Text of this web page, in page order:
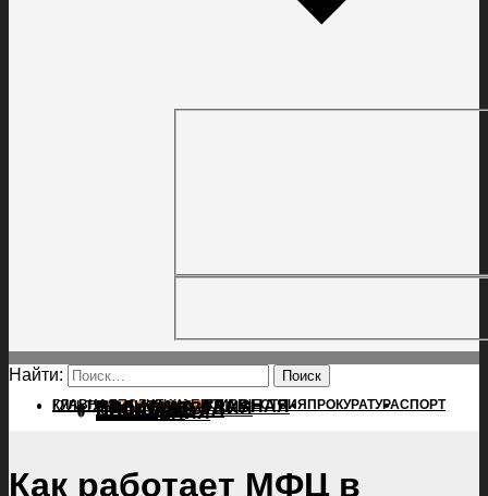
Найти:
ГЛАВНАЯПОЛИТИКАПРОИСШЕСТВИЯ ПРОКУРАТУРАСПОРТ
КУЛЬТУРАПОСЕЛЕНИЯГЛАВНАЯ
ПОЛИТИКА
ПРОИСШЕСТВИЯ
ПРОКУРАТУРА
СПОРТ
КУЛЬТУРА
ПОСЕЛЕНИЯ
Как работает МФЦ в